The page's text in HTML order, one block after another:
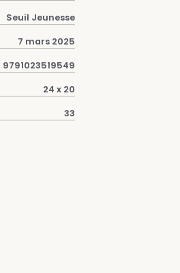
Seuil Jeunesse
7 mars 2025
9791023519549
24 x 20
33